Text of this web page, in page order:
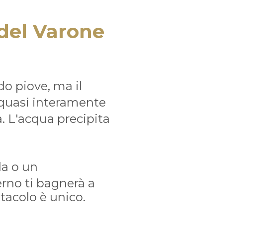
Varone
piove, ma il
interamente
L'acqua precipita
o un
ti bagnerà a
è unico.